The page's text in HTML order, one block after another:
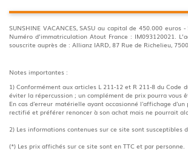
SUNSHINE VACANCES, SASU au capital de 450.000
Numéro d’immatriculation Atout France : IM093120021.
souscrite auprès de : Allianz IARD, 87 Rue de Richelieu,
Notes importantes :
1) Conformément aux articles L 211-12 et R 211-8 du
éviter la répercussion ; un complément de prix pourra vous
En cas d'erreur matérielle ayant occasionné l'affichage
rectifié et préférer renoncer à son achat mais ne pourrait
2) Les informations contenues sur ce site sont susceptibles
(*) Les prix affichés sur ce site sont en TTC et par personne.